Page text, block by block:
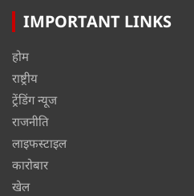
IMPORTANT LINKS
होम
राष्ट्रीय
ट्रेंडिंग न्यूज
राजनीति
लाइफस्टाइल
कारोबार
खेल